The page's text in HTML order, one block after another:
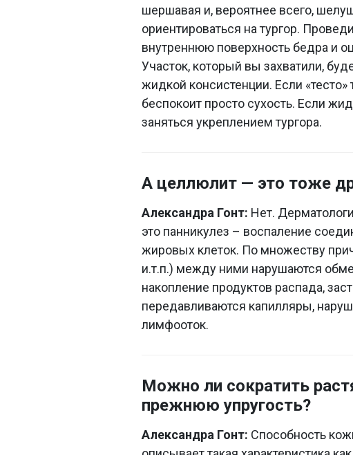
шершавая и, вероятнее всего,
ориентироваться на тургор.
внутреннюю поверхность бедра и
Участок, который вы захватили,
жидкой консистенции. Если «тесто»
беспокоит просто сухость. Если
заняться укреплением тургора.
А целлюлит — это тоже
Александра Гонт: Нет.
это панникулез – воспаление
жировых клеток. По множеству
и.т.п.) между ними нарушаются
накопление продуктов распада,
передавливаются капилляры,
лимфооток.
Можно ли сократить
прежнюю упругость?
Александра Гонт: Способность